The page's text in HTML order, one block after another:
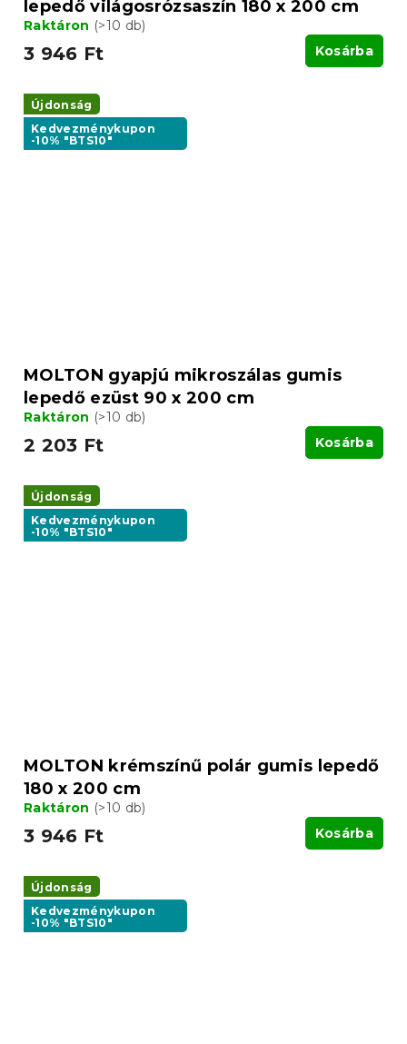
lepedő világosrózsaszín 180 x 200 cm
Raktáron (>10 db)
3 946 Ft Kosárba
Újdonság
Kedvezménykupon
-10% "BTS10"
MOLTON gyapjú mikroszálas gumis
lepedő ezüst 90 x 200 cm
Raktáron (>10 db)
2 203 Ft Kosárba
Újdonság
Kedvezménykupon
-10% "BTS10"
MOLTON krémszínű polár gumis lepedő
180 x 200 cm
Raktáron (>10 db)
3 946 Ft Kosárba
Újdonság
Kedvezménykupon
-10% "BTS10"